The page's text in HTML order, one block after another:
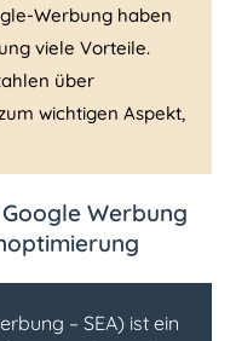
Werbung haben
viele Vorteile.
über
wichtigen Aspekt,
Werbung
– SEA) ist ein